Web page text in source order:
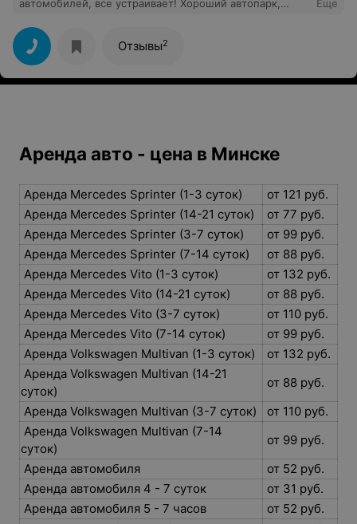
автомобилей, все устраивает! Хороший автопарк,
авто ухожены, чистые, никогда не было проблем с их
исправностью, все работает как часы! Отличный
менеджер, все покажет, расскажет. И очень хорошие
цены, а если часто берете авто, то можно смело
общаться по скидкам, и цена становится еще
Еще
Отзывы2
Аренда авто - цена в Минске
Аренда Mercedes Sprinter (1-3 суток)
от 121 руб.
Аренда Mercedes Sprinter (14-21 суток)
от 77 руб.
Аренда Mercedes Sprinter (3-7 суток)
от 99 руб.
Аренда Mercedes Sprinter (7-14 суток)
от 88 руб.
Аренда Mercedes Vito (1-3 суток)
от 132 руб.
Аренда Mercedes Vito (14-21 суток)
от 88 руб.
Аренда Mercedes Vito (3-7 суток)
от 110 руб.
Аренда Mercedes Vito (7-14 суток)
от 99 руб.
Аренда Volkswagen Multivan (1-3 суток)
от 132 руб.
Аренда Volkswagen Multivan (14-21
суток)
от 88 руб.
Аренда Volkswagen Multivan (3-7 суток)
от 110 руб.
Аренда Volkswagen Multivan (7-14
суток)
от 99 руб.
Аренда автомобиля
от 52 руб.
Аренда автомобиля 4 - 7 суток
от 31 руб.
Аренда автомобиля 5 - 7 часов
от 52 руб.